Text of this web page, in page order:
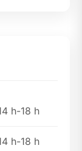
h-18 h
h-18 h